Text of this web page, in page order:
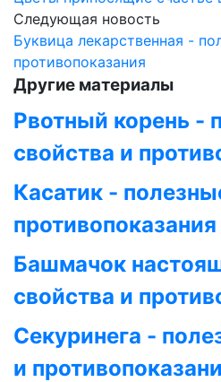
Следующая новость
Буквица лекарственная -
противопоказания
Другие материалы
Рвотный корень -
свойства и
Касатик -
противопоказания
Башмачок
свойства и
Секуринега -
и